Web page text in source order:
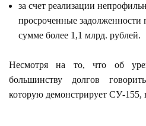
за счет реализации
просроченные задолженности
сумме более 1,1 млрд. рублей.
Несмотря на то, что об
большинству долгов
которую демонстрирует СУ-155,